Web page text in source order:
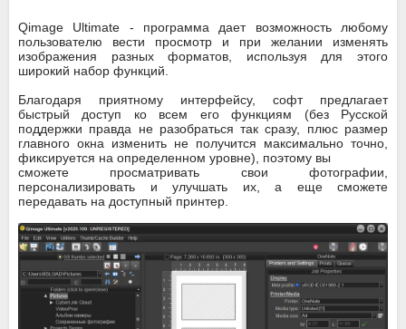
Qimage Ultimate - программа дает возможность любому
пользователю вести просмотр и при желании изменять
изображения разных форматов, используя для этого
широкий набор функций.
Благодаря приятному интерфейсу, софт предлагает
быстрый доступ ко всем его функциям (без Русской
поддержки правда не разобраться так сразу, плюс размер
главного окна изменить не получится максимально точно,
фиксируется на определенном уровне), поэтому вы
сможете просматривать свои фотографии,
персонализировать и улучшать их, а еще сможете
передавать на доступный принтер.